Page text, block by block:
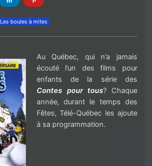
Les boules à mites
Au Québec, qui n’a jamais
écouté l’un des films pour
enfants de la série des
Contes pour tous? Chaque
année, durant le temps des
Fêtes, Télé-Québec les ajoute
à sa programmation.